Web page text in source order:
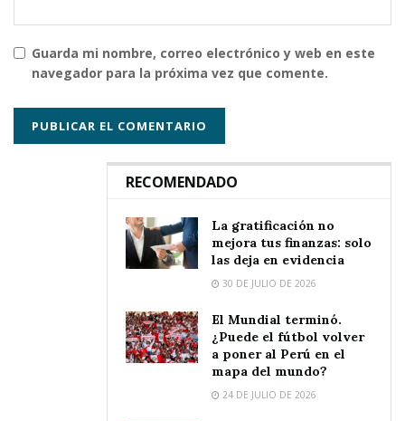
Guarda mi nombre, correo electrónico y web en este
navegador para la próxima vez que comente.
RECOMENDADO
La gratificación no
mejora tus finanzas: solo
las deja en evidencia
30 DE JULIO DE 2026
El Mundial terminó.
¿Puede el fútbol volver
a poner al Perú en el
mapa del mundo?
24 DE JULIO DE 2026